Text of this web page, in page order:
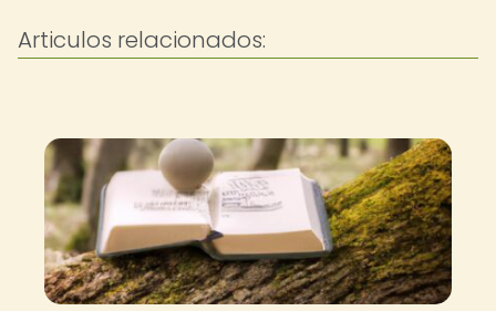
Articulos relacionados: